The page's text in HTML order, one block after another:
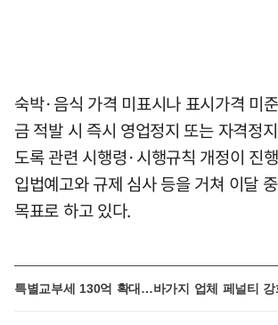
숙박·음식 가격 미표시나 표시가격 미
금 적발 시 즉시 영업정지 또는 자격정
도록 관련 시행령·시행규칙 개정이 진
입법예고와 규제 심사 등을 거쳐 이달
목표로 하고 있다.
특별교부세 130억 확대…바가지 업체 페널티 강